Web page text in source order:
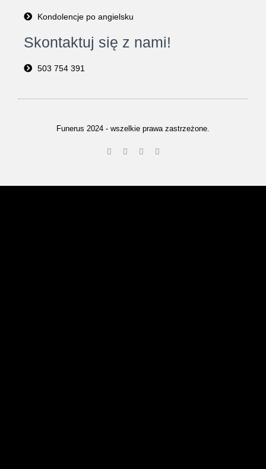
Kondolencje po angielsku
Skontaktuj się z nami!
503 754 391
Funerus 2024 - wszelkie prawa zastrzeżone.